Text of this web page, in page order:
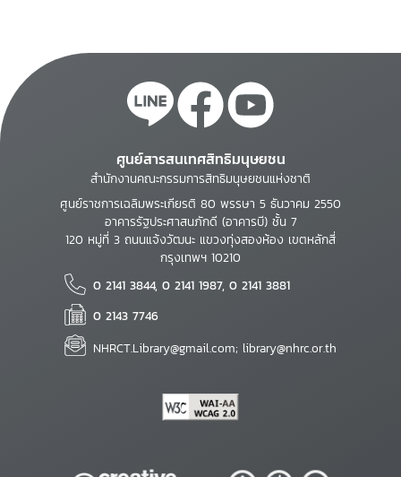
ศูนย์สารสนเทศสิทธิมนุษยชน
สำนักงานคณะกรรมการสิทธิมนุษยชนแห่งชาติ
ศูนย์ราชการเฉลิมพระเกียรติ 80 พรรษา 5 ธันวาคม 2550
อาคารรัฐประศาสนภักดี (อาคารบี) ชั้น 7
120 หมู่ที่ 3 ถนนแจ้งวัฒนะ แขวงทุ่งสองห้อง เขตหลักสี่
กรุงเทพฯ 10210
0 2141 3844, 0 2141 1987, 0 2141 3881
0 2143 7746
NHRCT.Library@gmail.com; library@nhrc.or.th